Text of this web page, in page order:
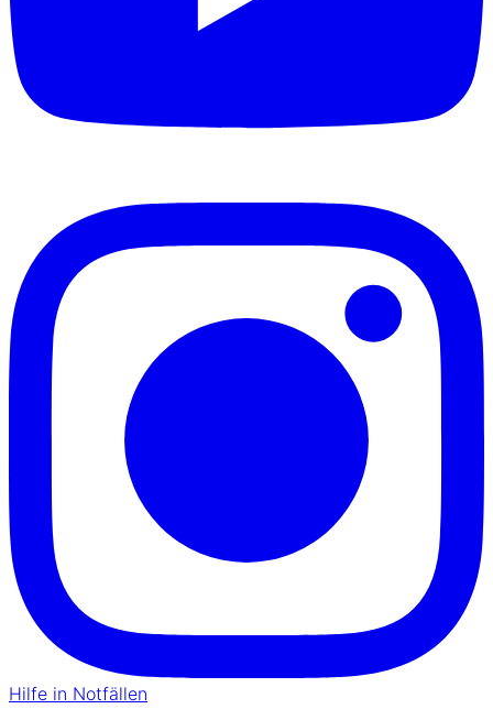
Hilfe in Notfällen